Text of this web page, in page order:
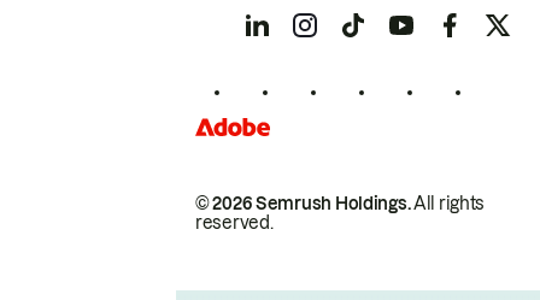
© 2026 Semrush Holdings.All rights
reserved.